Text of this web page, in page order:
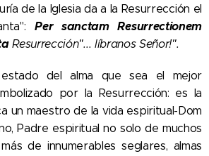
de la Iglesia da a la Resurrección el
Per sanctam Resurrectionem
Resurrección"... líbranos Señor!".
del alma que sea el mejor
por la Resurrección: es la
un maestro de la vida espiritual-Dom
Padre espiritual no solo de muchos
de innumerables seglares, almas